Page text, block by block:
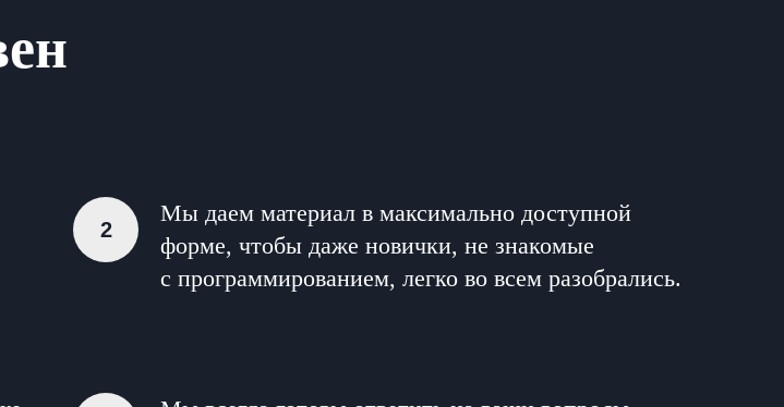
Мы даем материал в максимально доступной
форме, чтобы даже новички, не знакомые
с программированием, легко во всем разобрались.